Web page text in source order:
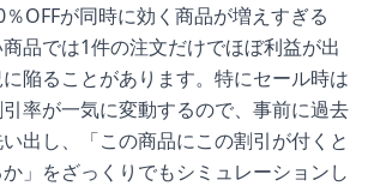
OFFが同時に効く商品が増えすぎる
品では1件の注文だけでほぼ利益が出
陥ることがあります。特にセール時は
率が一気に変動するので、事前に過去
出し、「この商品にこの割引が付くと
」をざっくりでもシミュレーションし